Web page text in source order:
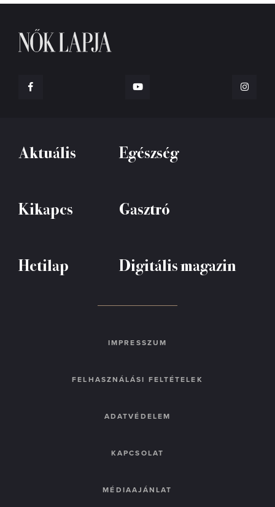
Aktuális Egészség
Kikapcs Gasztró
Hetilap Digitális magazin
IMPRESSZUM
FELHASZNÁLÁSI FELTÉTELEK
ADATVÉDELEM
KAPCSOLAT
MÉDIAAJÁNLAT